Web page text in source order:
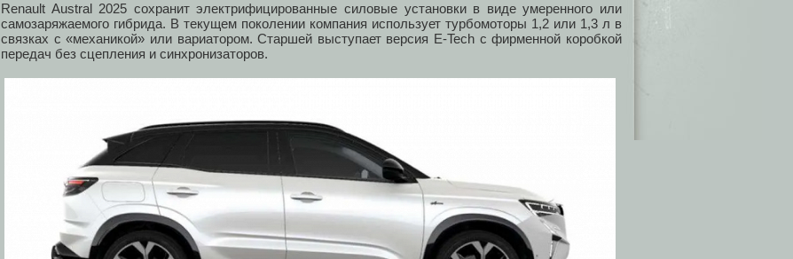
Renault Austral 2025 сохранит электрифицированные силовые установки в виде умеренного или
самозаряжаемого гибрида. В текущем поколении компания использует турбомоторы 1,2 или 1,3 л в
связках с «механикой» или вариатором. Старшей выступает версия E-Tech c фирменной коробкой
передач без сцепления и синхронизаторов.